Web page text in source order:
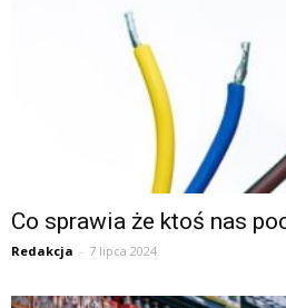
Co sprawia że ktoś nas
Redakcja - 7 lipca 2024